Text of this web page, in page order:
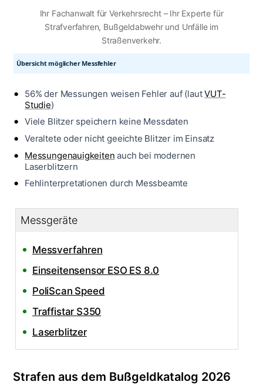
Ihr Fachanwalt für Verkehrsrecht – Ihr Experte für
Strafverfahren, Bußgeldabwehr und Unfälle im
Straßenverkehr.
Übersicht möglicher Messfehler
56% der Messungen weisen Fehler auf (lautVUT-
Studie)
Viele Blitzer speichern keine Messdaten
Veraltete oder nicht geeichte Blitzer im Einsatz
Messungenauigkeiten auch bei modernen
Laserblitzern
Fehlinterpretationen durch Messbeamte
Messgeräte
Messverfahren
Einseitensensor ESO ES 8.0
PoliScan Speed
Traffistar S350
Laserblitzer
Strafen aus dem Bußgeldkatalog 2026